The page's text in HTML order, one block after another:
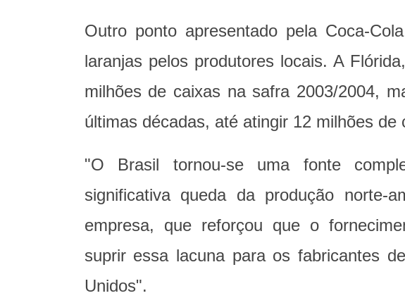
Outro ponto apresentado pela Coca-
laranjas pelos produtores locais. A
milhões de caixas na safra 2003/2004,
últimas décadas, até atingir 12 milhões de
"O Brasil tornou-se uma fonte
significativa queda da produção norte-
empresa, que reforçou que o
suprir essa lacuna para os fabricantes
Unidos".